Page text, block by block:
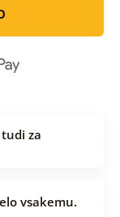
za
vsakemu.